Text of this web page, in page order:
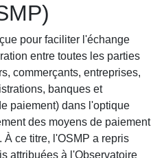
pour faciliter l'échange
entre toutes les parties
commerçants, entreprises,
banques et
paiement) dans l'optique
des moyens de paiement
À ce titre, l'OSMP a repris
attribuées à l'Observatoire